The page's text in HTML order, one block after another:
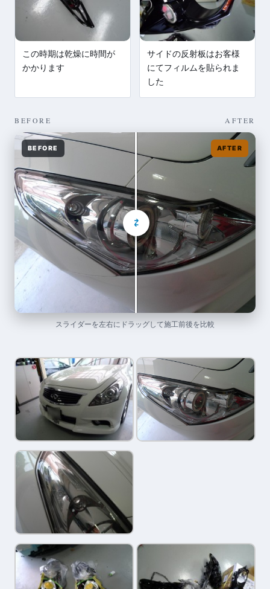
この時期は乾燥に時間が
かかります
サイドの反射板はお客様
にてフィルムを貼られま
した
BEFORE AFTER
BEFORE AFTER
⇄
スライダーを左右にドラッグして施工前後を比較